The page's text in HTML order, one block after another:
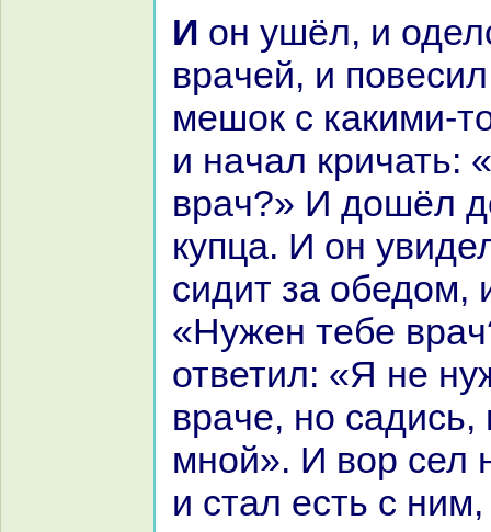
И он ушёл, и оделся в одежду
вpaчей, и
мешок с какими-
и нaчал кричать:
вpaч?» И дошёл
купца. И он
сидит за обедом,
«Нужен тебе
ответил: «Я не
вpaче, но
мной». И вор сел
и стал есть с ним,